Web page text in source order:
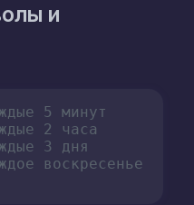
и
5 минут
2 часа
3 дня
воскресенье